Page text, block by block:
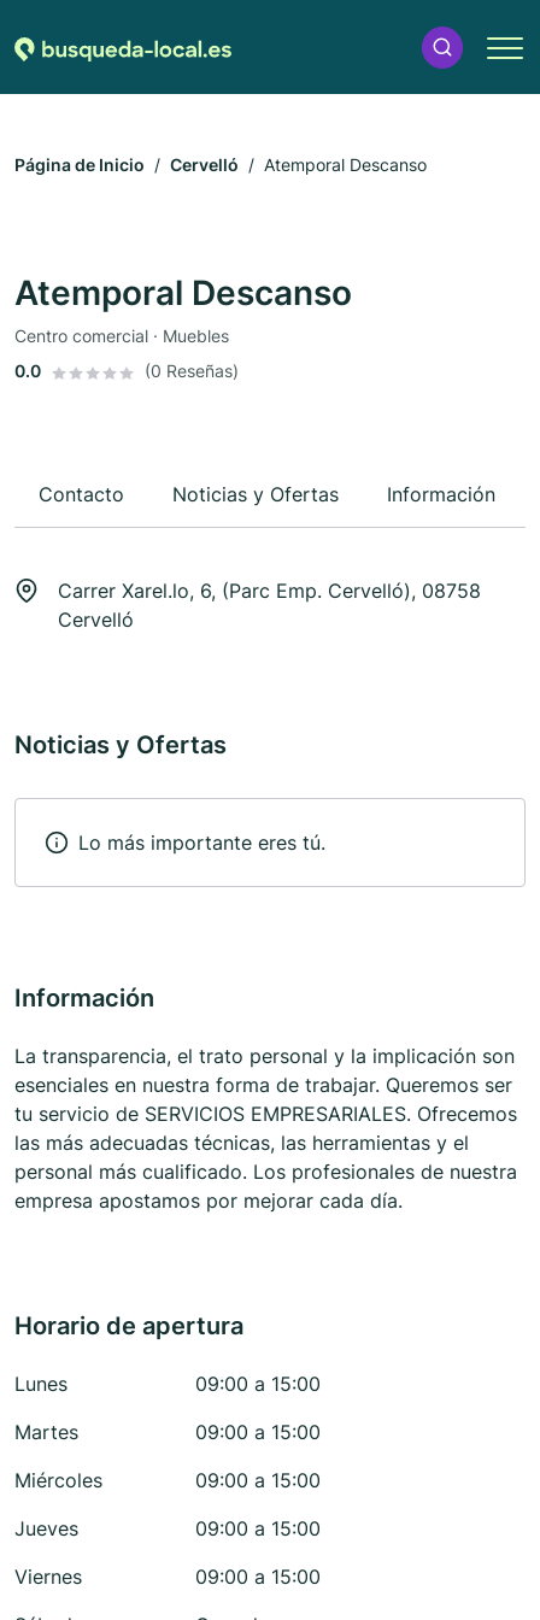
Página de Inicio Cervelló Atemporal Descanso
Atemporal Descanso
Centro comercial · Muebles
0.0
(0 Reseñas)
Contacto Noticias y Ofertas Información
Carrer Xarel.lo, 6, (Parc Emp. Cervelló), 08758
Cervelló
Noticias y Ofertas
Lo más importante eres tú.
Información
La transparencia, el trato personal y la implicación son
esenciales en nuestra forma de trabajar. Queremos ser
tu servicio de SERVICIOS EMPRESARIALES. Ofrecemos
las más adecuadas técnicas, las herramientas y el
personal más cualificado. Los profesionales de nuestra
empresa apostamos por mejorar cada día.
Horario de apertura
Lunes
09:00 a 15:00
Martes
09:00 a 15:00
Miércoles
09:00 a 15:00
Jueves
09:00 a 15:00
Viernes
09:00 a 15:00